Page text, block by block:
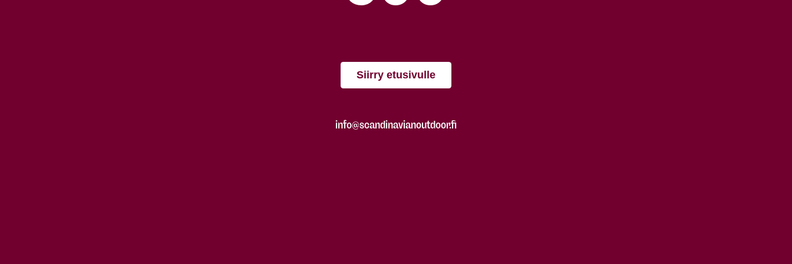
Siirry etusivulle
info@scandinavianoutdoor.fi